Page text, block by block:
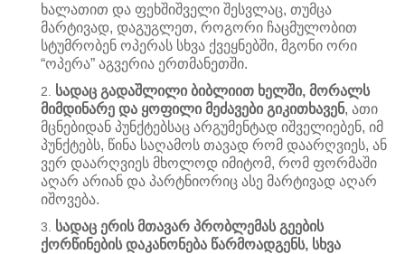
ხალათით და ფეხშიშველი შესვლაც, თუმცა
მარტივად, დაგუგლეთ, როგორი ჩაცმულობით
სტუმრობენ ოპერას სხვა ქვეყნებში, მგონი ორი
“ოპერა” აგვერია ერთმანეთში.
სადაც გადაშლილი ბიბლიით ხელში, მორალს
მიმდინარე და ყოფილი მეძავები გიკითხავენ, ათი
მცნებიდან პუნქტებსაც არგუმენტად იშველიებენ, იმ
პუნქტებს, წინა საღამოს თავად რომ დაარღვიეს, ან
ვერ დაარღვიეს მხოლოდ იმიტომ, რომ ფორმაში
აღარ არიან და პარტნიორიც ასე მარტივად აღარ
იშოვება.
სადაც ერის მთავარ პრობლემას გეების
ქორწინების დაკანონება წარმოადგენს, სხვა